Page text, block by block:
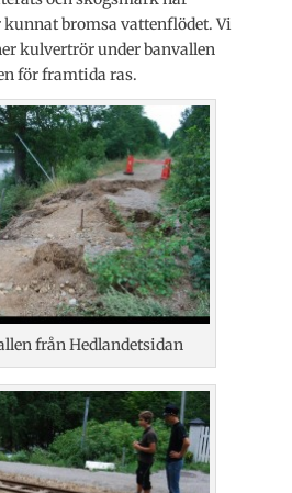
bromsa vattenflödet. Vi
kulvertrör under banvallen
för framtida ras.
från Hedlandetsidan